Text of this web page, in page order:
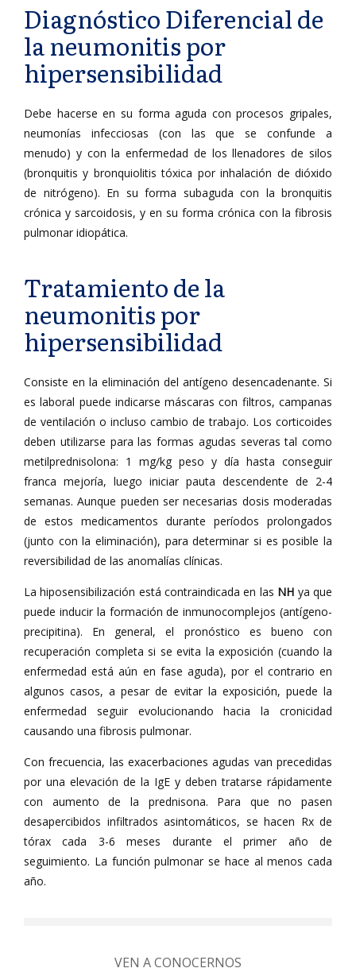
Diagnóstico Diferencial de
la neumonitis por
hipersensibilidad
Debe hacerse en su forma aguda con procesos gripales,
neumonías infecciosas (con las que se confunde a
menudo) y con la enfermedad de los llenadores de silos
(bronquitis y bronquiolitis tóxica por inhalación de dióxido
de nitrógeno). En su forma subaguda con la bronquitis
crónica y sarcoidosis, y en su forma crónica con la fibrosis
pulmonar idiopática.
Tratamiento de la
neumonitis por
hipersensibilidad
Consiste en la eliminación del antígeno desencadenante. Si
es laboral puede indicarse máscaras con filtros, campanas
de ventilación o incluso cambio de trabajo. Los corticoides
deben utilizarse para las formas agudas severas tal como
metilprednisolona: 1 mg/kg peso y día hasta conseguir
franca mejoría, luego iniciar pauta descendente de 2-4
semanas. Aunque pueden ser necesarias dosis moderadas
de estos medicamentos durante períodos prolongados
(junto con la eliminación), para determinar si es posible la
reversibilidad de las anomalías clínicas.
La hiposensibilización está contraindicada en las NH ya que
puede inducir la formación de inmunocomplejos (antígeno-
precipitina). En general, el pronóstico es bueno con
recuperación completa si se evita la exposición (cuando la
enfermedad está aún en fase aguda), por el contrario en
algunos casos, a pesar de evitar la exposición, puede la
enfermedad seguir evolucionando hacia la cronicidad
causando una fibrosis pulmonar.
Con frecuencia, las exacerbaciones agudas van precedidas
por una elevación de la IgE y deben tratarse rápidamente
con aumento de la prednisona. Para que no pasen
desapercibidos infiltrados asintomáticos, se hacen Rx de
tórax cada 3-6 meses durante el primer año de
seguimiento. La función pulmonar se hace al menos cada
año.
VEN A CONOCERNOS